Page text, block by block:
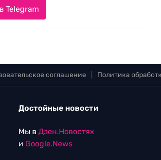
Telegram
соглашение Политика
Достойные новости
Мы в Дзен.Новостях
и Google.News